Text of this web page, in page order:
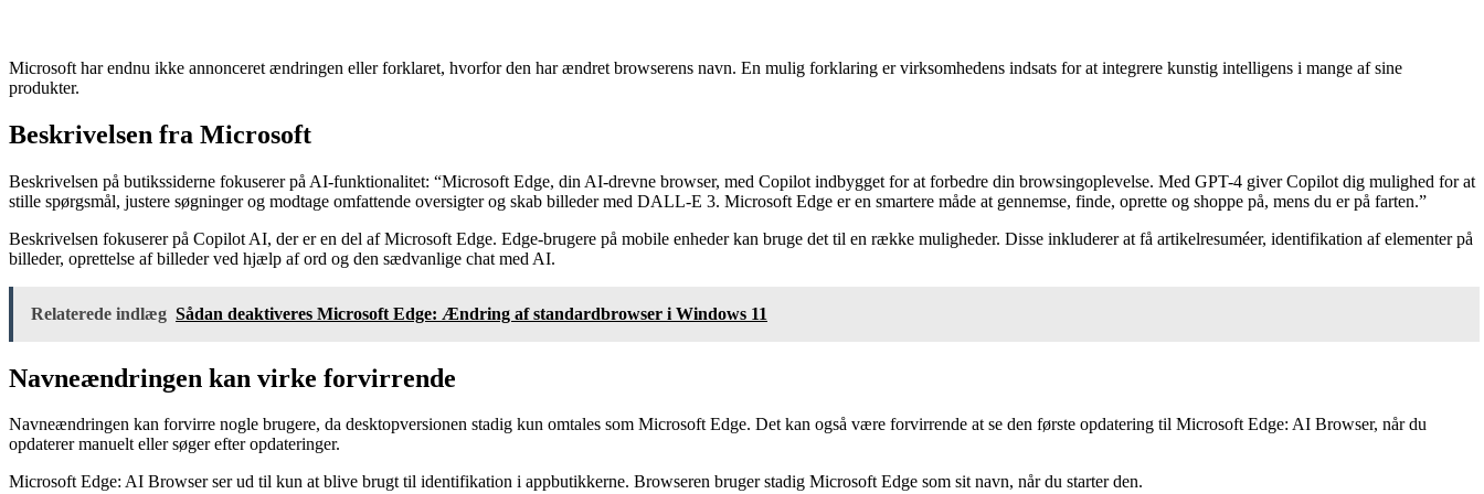
Microsoft har endnu ikke annonceret ændringen eller forklaret, hvorfor den har ændret browserens navn. En mulig forklaring er virksomhedens indsats for at integrere kunstig intelligens i mange af sine
produkter.
Beskrivelsen fra Microsoft
Beskrivelsen på butikssiderne fokuserer på AI-funktionalitet: “Microsoft Edge, din AI-drevne browser, med Copilot indbygget for at forbedre din browsingoplevelse. Med GPT-4 giver Copilot dig mulighed for at
stille spørgsmål, justere søgninger og modtage omfattende oversigter og skab billeder med DALL-E 3. Microsoft Edge er en smartere måde at gennemse, finde, oprette og shoppe på, mens du er på farten.”
Beskrivelsen fokuserer på Copilot AI, der er en del af Microsoft Edge. Edge-brugere på mobile enheder kan bruge det til en række muligheder. Disse inkluderer at få artikelresuméer, identifikation af elementer på
billeder, oprettelse af billeder ved hjælp af ord og den sædvanlige chat med AI.
Relaterede indlæg Sådan deaktiveres Microsoft Edge: Ændring af standardbrowser i Windows 11
Navneændringen kan virke forvirrende
Navneændringen kan forvirre nogle brugere, da desktopversionen stadig kun omtales som Microsoft Edge. Det kan også være forvirrende at se den første opdatering til Microsoft Edge: AI Browser, når du
opdaterer manuelt eller søger efter opdateringer.
Microsoft Edge: AI Browser ser ud til kun at blive brugt til identifikation i appbutikkerne. Browseren bruger stadig Microsoft Edge som sit navn, når du starter den.